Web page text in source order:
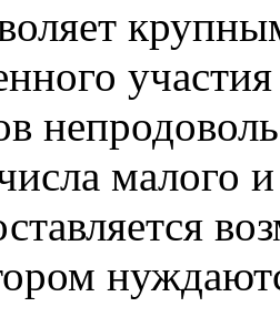
малого